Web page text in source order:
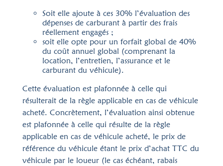
Soit elle ajoute à ces 30% l’évaluation des
dépenses de carburant à partir des frais
réellement engagés ;
soit elle opte pour un forfait global de 40%
du coût annuel global (comprenant la
location, l’entretien, l’assurance et le
carburant du véhicule).
Cette évaluation est plafonnée à celle qui
résulterait de la règle applicable en cas de véhicule
acheté. Concrètement, l’évaluation ainsi obtenue
est plafonnée à celle qui résulte de la règle
applicable en cas de véhicule acheté, le prix de
référence du véhicule étant le prix d’achat TTC du
véhicule par le loueur (le cas échéant, rabais